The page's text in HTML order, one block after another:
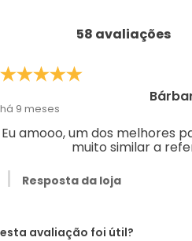
58 avaliações
há 9 meses
Eu amooo, um dos melhores
muito similar a
Resposta da loja
esta avaliação foi útil?